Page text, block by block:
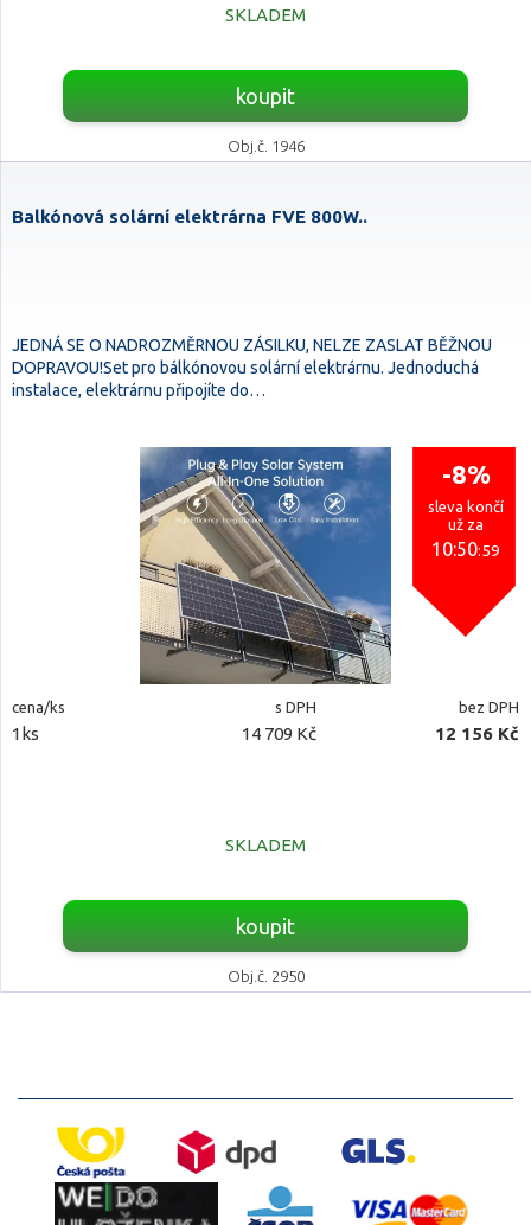
SKLADEM
koupit
Obj.č. 1946
Balkónová solární elektrárna FVE 800W..
JEDNÁ SE O NADROZMĚRNOU ZÁSILKU, NELZE ZASLAT BĚŽNOU
DOPRAVOU!Set pro bálkónovou solární elektrárnu. Jednoduchá
instalace, elektrárnu připojíte do…
-8%
sleva končí
už za
10:50:59
cena/ks s DPH bez DPH
1ks 14 709 Kč 12 156 Kč
SKLADEM
koupit
Obj.č. 2950